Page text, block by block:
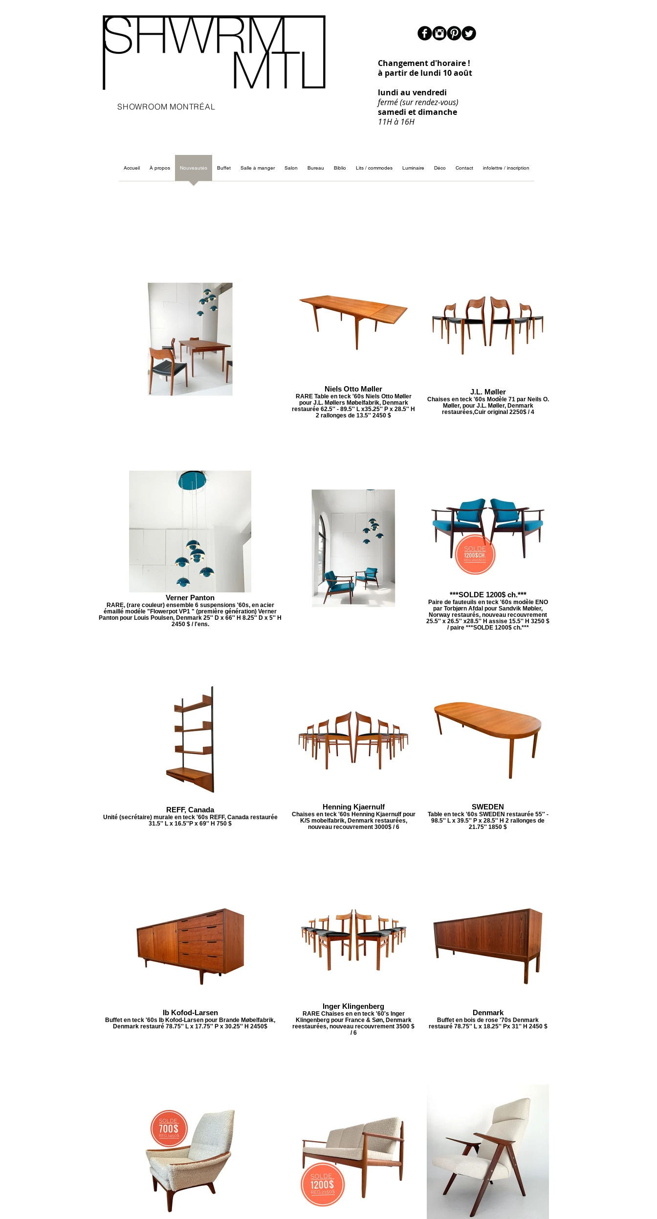
SHOWROOM MONTRÉAL
Changement d'horaire !
à partir de lundi 10 août
lundi au vendredi
fermé (sur rendez-vous)
samedi et dimanche
11H à 16H
Accueil À propos Nouveautés Buffet Salle à manger Salon Bureau Biblio Lits / commodes Luminaire Déco Contact infolettre / inscription
Niels Otto Møller
RARE Table en teck '60s Niels Otto Møller
pour J.L. Møllers Møbelfabrik, Denmark
restaurée 62.5'' - 89.5'' L x35.25'' P x 28.5'' H
2 rallonges de 13.5'' 2450 $
J.L. Møller
Chaises en teck '60s Modèle 71 par Neils O.
Møller, pour J.L. Møller, Denmark
restaurées,Cuir original 2250$ / 4
Verner Panton
RARE, (rare couleur) ensemble 6 suspensions '60s, en acier
émaillé modéle "Flowerpot VP1 " (première génération) Verner
Panton pour Louis Poulsen, Denmark 25'' D x 66'' H 8.25'' D x 5'' H
2450 $ / l'ens.
***SOLDE 1200$ ch.***
Paire de fauteuils en teck '60s modèle ENO
par Torbjørn Afdal pour Sandvik Møbler,
Norway restaurés, nouveau recouvrement
25.5'' x 26.5'' x28.5'' H assise 15.5'' H 3250 $
/ paire ***SOLDE 1200$ ch.***
REFF, Canada
Unité (secrétaire) murale en teck '60s REFF, Canada restaurée
31.5'' L x 16.5''P x 69'' H 750 $
Henning Kjaernulf
Chaises en teck '60s Henning Kjaernulf pour
K/S mobelfabrik, Denmark restaurées,
nouveau recouvrement 3000$ / 6
SWEDEN
Table en teck '60s SWEDEN restaurée 55'' -
98.5'' L x 39.5'' P x 28.5'' H 2 rallonges de
21.75'' 1850 $
Ib Kofod-Larsen
Buffet en teck '60s Ib Kofod-Larsen pour Brande Møbelfabrik,
Denmark restauré 78.75'' L x 17.75'' P x 30.25'' H 2450$
Inger Klingenberg
RARE Chaises en en teck '60's Inger
Klingenberg pour France & Søn, Denmark
reestaurées, nouveau recouvrement 3500 $
/ 6
Denmark
Buffet en bois de rose '70s Denmark
restauré 78.75'' L x 18.25'' Px 31'' H 2450 $